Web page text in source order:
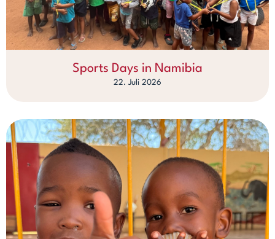
Sports Days in Namibia
22. Juli 2026